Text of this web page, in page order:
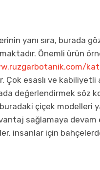
yanı sıra, burada
Önemli ürün
Çok esaslı ve
değerlendirmek söz
çiçek modelleri
sağlamaya
insanlar için